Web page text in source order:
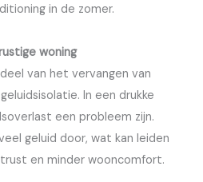
in de zomer.
woning
van het vervangen van
In een drukke
een probleem zijn.
geluid door, wat kan leiden
en minder wooncomfort.